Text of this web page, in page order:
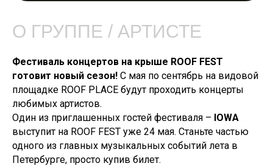
О ГРУППЕ / АРТИСТЕ
Фестиваль концертов на крыше ROOF FEST
готовит новый сезон! С мая по сентябрь на видовой
площадке ROOF PLACE будут проходить концерты
любимых артистов.
Один из приглашенных гостей фестиваля – IOWA
выступит на ROOF FEST уже 24 мая. Станьте частью
одного из главных музыкальных событий лета в
Петербурге, просто купив билет.